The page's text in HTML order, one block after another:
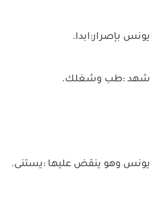
يونس بإصرار:ابدا.
شهد :طب وشغلك.
يونس وهو ينقض عليها :يستنى.